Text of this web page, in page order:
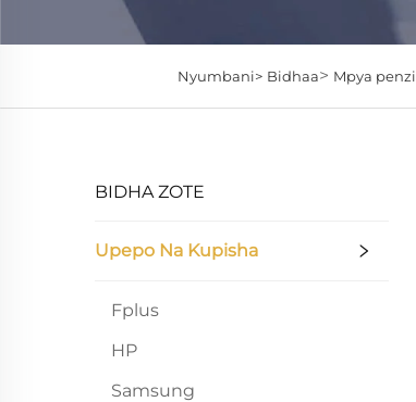
Nyumbani> Bidhaa> Mpya penzi
BIDHA ZOTE
Upepo Na Kupisha
Fplus
HP
Samsung